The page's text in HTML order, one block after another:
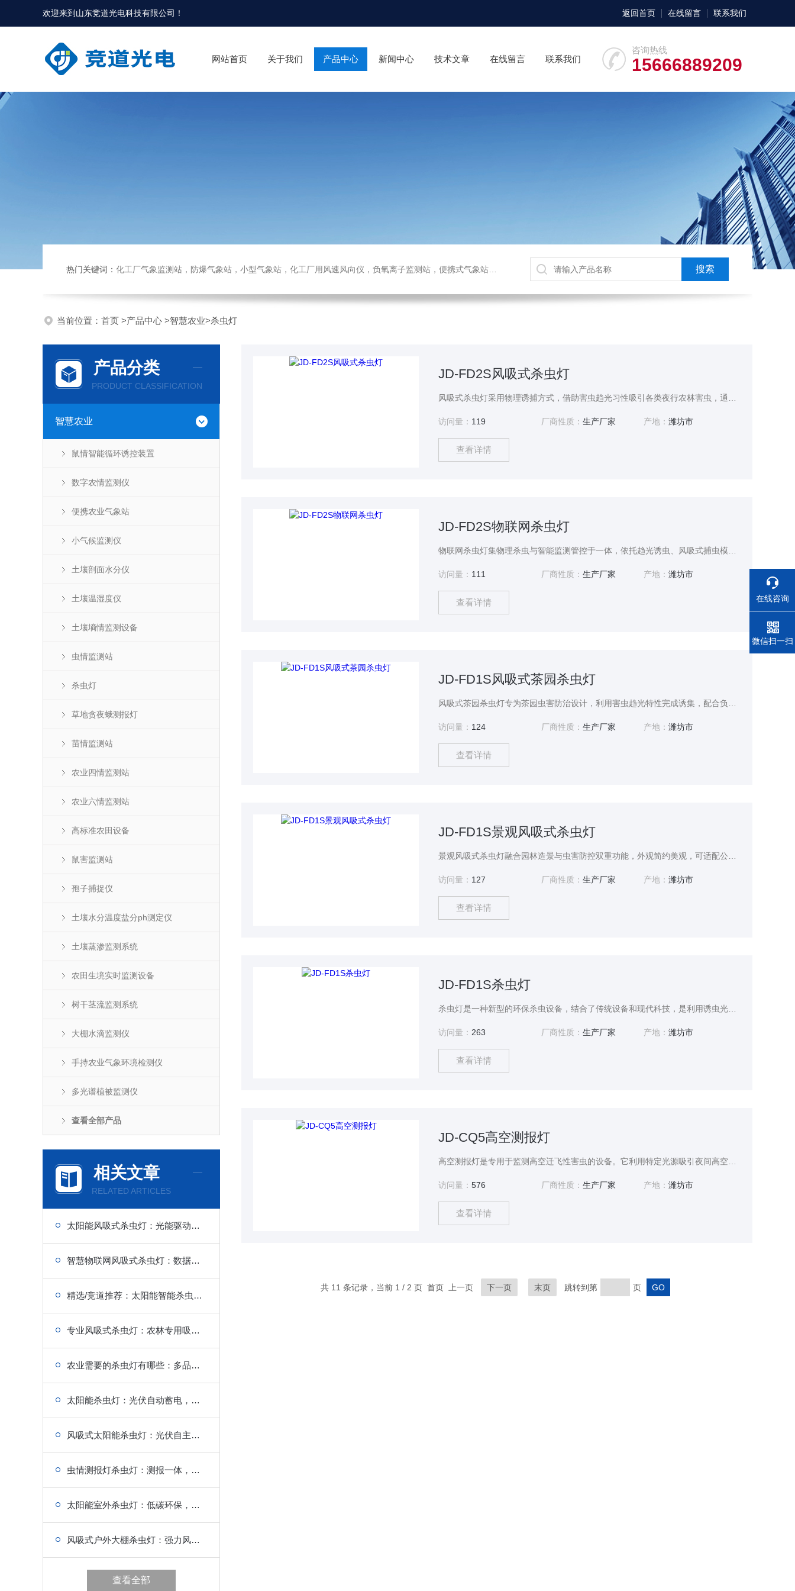
欢迎来到 山东竞道光电科技有限公司 ！ 返回首页 在线留言 联系我们
咨询热线
15666889209
网站首页 关于我们 产品中心 新闻中心 技术文章 在线留言 联系我们
热门关键词： 化工厂气象监测站，防爆气象站，小型气象站，化工厂用风速风向仪，负氧离子监测站，便携式气象站，水位监测站
当前位置： 首页 >产品中心 >智慧农业>杀虫灯
产品分类
PRODUCT CLASSIFICATION
智慧农业
鼠情智能循环诱控装置
数字农情监测仪
便携农业气象站
小气候监测仪
土壤剖面水分仪
土壤温湿度仪
土壤墒情监测设备
虫情监测站
杀虫灯
草地贪夜蛾测报灯
苗情监测站
农业四情监测站
农业六情监测站
高标准农田设备
鼠害监测站
孢子捕捉仪
土壤水分温度盐分ph测定仪
土壤蒸渗监测系统
农田生境实时监测设备
树干茎流监测系统
大棚水滴监测仪
手持农业气象环境检测仪
多光谱植被监测仪
查看全部产品
相关文章
RELATED ARTICLES
太阳能风吸式杀虫灯：光能驱动风吸，全天候诱捕害虫
智慧物联网风吸式杀虫灯：数据上传，分析预警，果园虫害智能监测
精选/竞道推荐：太阳能智能杀虫灯一款水源监控，农田的“水务管理中心”
专业风吸式杀虫灯：农林专用吸虫结构，诱虫效率高
农业需要的杀虫灯有哪些：多品类田间灭虫，适配各类作物
太阳能杀虫灯：光伏自动蓄电，户外农田安置，高效诱捕飞虫
风吸式太阳能杀虫灯：光伏自主供电，户外无需布线，农田防虫
虫情测报灯杀虫灯：测报一体，诱虫杀虫，农田防控
太阳能室外杀虫灯：低碳环保，无能耗成本，农业种植降本设备
风吸式户外大棚杀虫灯：强力风吸，高效捕虫，大棚种植防虫设备
查看全部
JD-FD2S风吸式杀虫灯
访问量： 119 厂商性质： 生产厂家 产地：潍坊市
查看详情
JD-FD2S物联网杀虫灯
访问量： 111 厂商性质： 生产厂家 产地：潍坊市
查看详情
JD-FD1S风吸式茶园杀虫灯
访问量： 124 厂商性质： 生产厂家 产地：潍坊市
查看详情
JD-FD1S景观风吸式杀虫灯
访问量： 127 厂商性质： 生产厂家 产地：潍坊市
查看详情
JD-FD1S杀虫灯
访问量： 263 厂商性质： 生产厂家 产地：潍坊市
查看详情
JD-CQ5高空测报灯
访问量：576 厂商性质： 生产厂家 产地：潍坊市
查看详情
共 11 条记录，当前 1 / 2 页 首页 上一页 下一页 末页 跳转到第 页
在线咨询
电话
微信扫一扫